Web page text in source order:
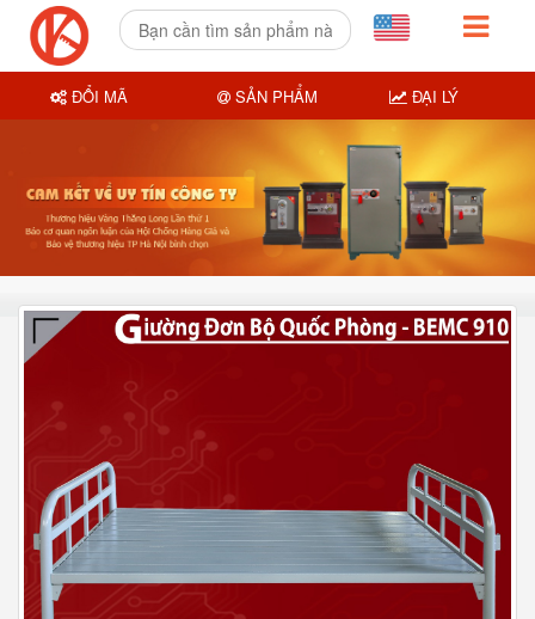
ĐỔI MÃ SẢN PHẨM ĐẠI LÝ